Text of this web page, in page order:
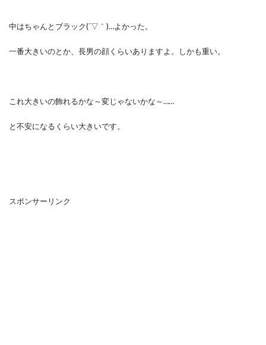
中はちゃんとブラック(´▽｀)…よかった。
一番大きいのとか、長男の顔くらいありますよ。しかも重い。
これ大きいの飾れるかな～変じゃないかな～……
と不安になるくらい大きいです。
スポンサーリンク